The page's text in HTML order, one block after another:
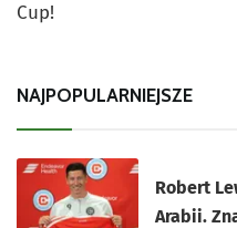
Cup!
NAJPOPULARNIEJSZE
Robert
Arabii.